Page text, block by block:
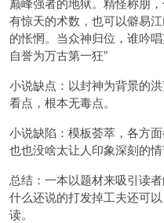
有惊天的术数，也可以僻易
的怅惘。当众神归位，谁吟
自誉为万古第一狂”
小说缺点：以封神为背景的
看点，根本无毒点。
小说缺陷：模板荟萃，各方
也也没啥太让人印象深刻的情
总结：一本以题材来吸引读
什么还说的打发掉工夫还可
读。